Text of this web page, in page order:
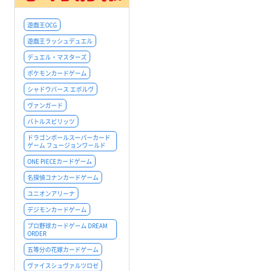
遊戯王OCG
遊戯王ラッシュデュエル
デュエル・マスターズ
ポケモンカードゲーム
シャドウバース エボルヴ
ヴァンガード
バトルスピリッツ
ドラゴンボールスーパーカード
ゲーム フュージョンワールド
ONE PIECEカードゲーム
名探偵コナンカードゲーム
ユニオンアリーナ
デジモンカードゲーム
プロ野球カードゲーム DREAM
ORDER
五等分の花嫁カードゲーム
ヴァイスシュヴァルツロゼ